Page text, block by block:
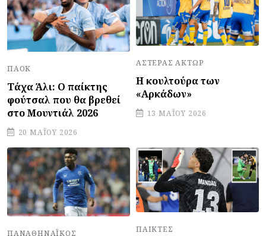
ΠΑΟΚ
Τάχα Άλι: Ο παίκτης
φούτσαλ που θα βρεθεί
στο Μουντιάλ 2026
20 ΜΑΪ́ΟΥ 2026
ΑΣΤΈΡΑΣ ΆΚΤΩΡ
Η κουλτούρα των
«Αρκάδων»
13 ΜΑΪ́ΟΥ 2026
ΠΑΝΑΘΗΝΑΪΚΌΣ ΠΑΊΚΤΕΣ